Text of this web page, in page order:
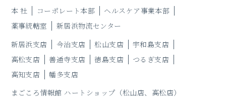
本 社 コーポレート本部
ヘルスケア事業本部
薬事統轄室
新居浜物流センター
新居浜支店
今治支店 松山支店
宇和島支店
高松支店
善通寺支店 徳島支店
つるぎ支店
高知支店
幡多支店
まごころ情報館 ハートショップ （松山店、高松店）